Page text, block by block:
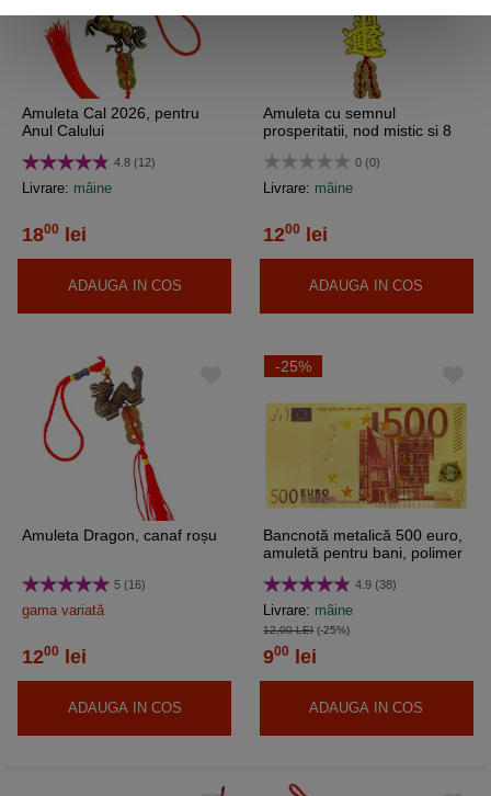
Amuleta Cal 2026, pentru
Anul Calului
4.8 (12)
Livrare: mâine
1800 lei
ADAUGA IN COS
Amuleta cu semnul
prosperitatii, nod mistic si 8
0 (0)
Livrare: mâine
1200 lei
ADAUGA IN COS
Amuleta Dragon, canaf roșu
5 (16)
gama variată
1200 lei
ADAUGA IN COS
-25%
Bancnotă metalică 500 euro,
amuletă pentru bani, polimer
4.9 (38)
Livrare: mâine
12,00 LEI(-25%)
900 lei
ADAUGA IN COS